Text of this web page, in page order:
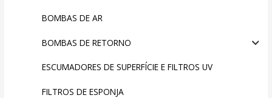
BOMBAS DE AR
BOMBAS DE RETORNO
ESCUMADORES DE SUPERFÍCIE E FILTROS UV
FILTROS DE ESPONJA